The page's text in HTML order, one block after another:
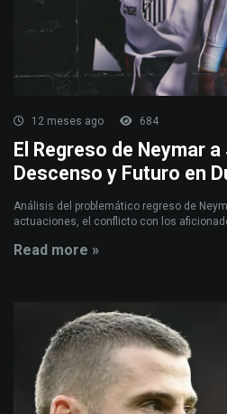
12 meses ago 684
El Regreso de Neymar
Descenso y Futuro en
Análisis del problemático regreso de
actuaciones, el conflicto con los
Read more »